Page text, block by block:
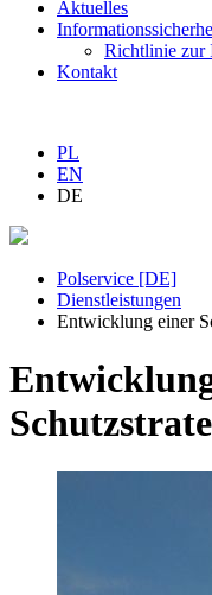
Aktuelles
Richtlinie zur
Kontakt
PL
EN
DE
Polservice [DE]
Dienstleistungen
Entwicklung einer